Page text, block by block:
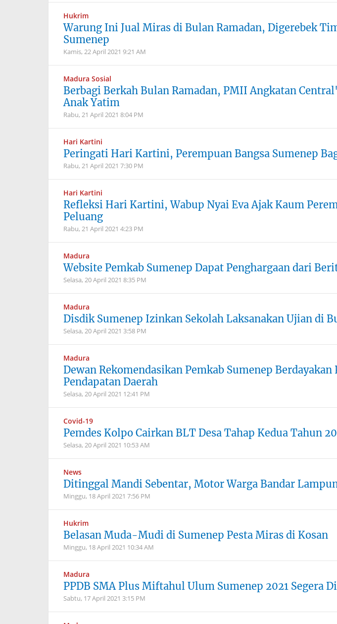
Hukrim
Warung Ini Jual Miras di Bulan Ramadan, Digerebek
Sumenep
Kamis, 22 April 2021 9:21 AM
Madura Sosial
Berbagi Berkah Bulan Ramadan, PMII Angkatan
Anak Yatim
Rabu, 21 April 2021 8:04 PM
Hari Kartini
Peringati Hari Kartini, Perempuan Bangsa Sumenep
Rabu, 21 April 2021 7:30 PM
Hari Kartini
Refleksi Hari Kartini, Wabup Nyai Eva Ajak Kaum
Peluang
Rabu, 21 April 2021 4:23 PM
Madura
Website Pemkab Sumenep Dapat Penghargaan dari
Selasa, 20 April 2021 8:35 PM
Madura
Disdik Sumenep Izinkan Sekolah Laksanakan Ujian di
Selasa, 20 April 2021 3:58 PM
Madura
Dewan Rekomendasikan Pemkab Sumenep
Pendapatan Daerah
Selasa, 20 April 2021 12:41 PM
Covid-19
Pemdes Kolpo Cairkan BLT Desa Tahap Kedua Tahun
Selasa, 20 April 2021 10:53 AM
News
Ditinggal Mandi Sebentar, Motor Warga Bandar
Minggu, 18 April 2021 7:56 PM
Hukrim
Belasan Muda-Mudi di Sumenep Pesta Miras di Kosan
Minggu, 18 April 2021 10:34 AM
Madura
PPDB SMA Plus Miftahul Ulum Sumenep 2021 Segera
Sabtu, 17 April 2021 3:15 PM